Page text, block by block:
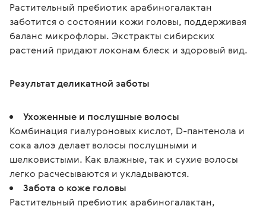
Растительный пребиотик арабиногалактан
заботится о состоянии кожи головы, поддерживая
баланс микрофлоры. Экстракты сибирских
растений придают локонам блеск и здоровый вид.
Результат деликатной заботы
Ухоженные и послушные волосы
Комбинация гиалуроновых кислот, D-пантенола и
сока алоэ делает волосы послушными и
шелковистыми. Как влажные, так и сухие волосы
легко расчесываются и укладываются.
Забота о коже головы
Растительный пребиотик арабиногалактан,